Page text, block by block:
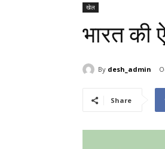
खेल
भारत की
By desh_admin
Share